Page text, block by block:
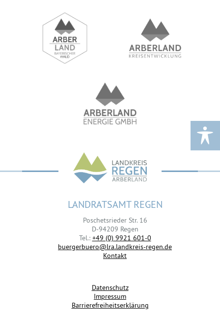
LANDRATSAMT REGEN
Poschetsrieder Str. 16
D-94209 Regen
Tel.: +49 (0) 9921 601-0
buergerbuero@lra.landkreis-regen.de
Kontakt
Datenschutz
Impressum
Barrierefreiheitserklärung